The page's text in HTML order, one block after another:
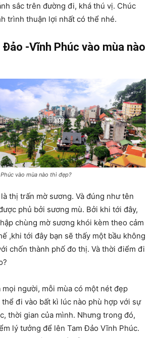
sắc trên đường đi, khá thú vị. Chúc
trình thuận lợi nhất có thể nhé.
-Vĩnh Phúc vào mùa nào
vào mùa nào thì đẹp?
thị trấn mờ sương. Và đúng như tên
phủ bởi sương mù. Bởi khi tới đây,
chùng mờ sương khói kèm theo cảm
,khi tới đây bạn sẽ thấy một bầu không
chốn thành phố đo thị. Và thời điểm đi
người, mỗi mùa có một nét đẹp
đi vào bất kì lúc nào phù hợp với sự
thời gian của mình. Nhưng trong đó,
lý tưởng để lên Tam Đảo Vĩnh Phúc.